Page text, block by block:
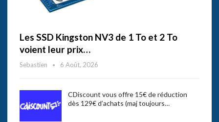
Les SSD Kingston NV3 de 1 To et 2 To
voient leur prix…
Sebastien 6 Août, 2026
CDiscount vous offre 15€ de réduction
dès 129€ d’achats (maj toujours…